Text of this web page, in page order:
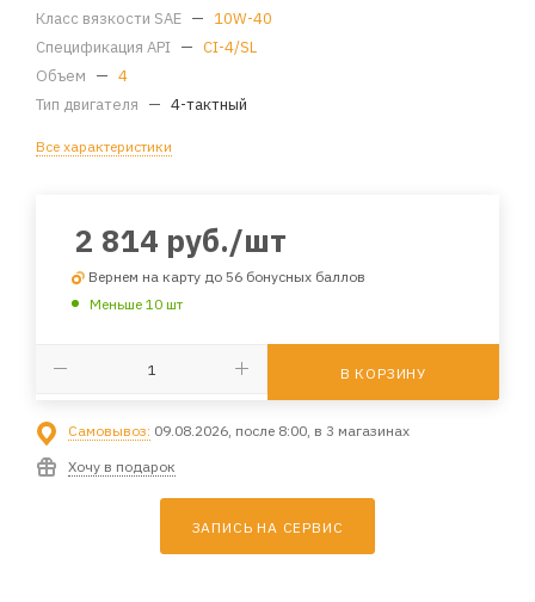
Класс вязкости SAE — 10W-40
Спецификация API — CI-4/SL
Объем — 4
Тип двигателя — 4-тактный
Все характеристики
2 814 руб./шт
Вернем на карту до 56 бонусных баллов
Меньше 10 шт
В КОРЗИНУ
Самовывоз: 09.08.2026, после 8:00, в 3 магазинах
Хочу в подарок
ЗАПИСЬ НА СЕРВИС